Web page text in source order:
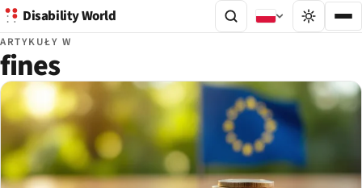
Disability World
ARTYKUŁY W
fines